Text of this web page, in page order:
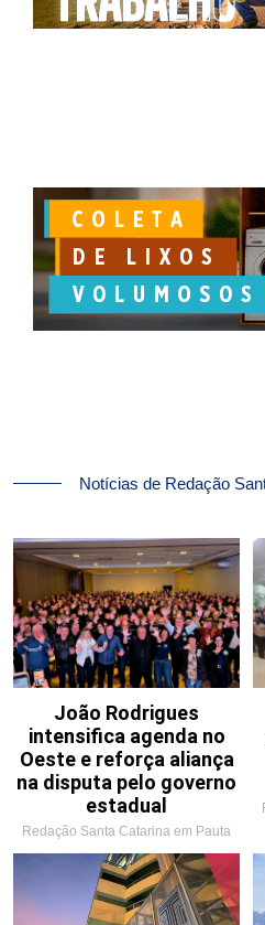
Notícias de Redação
João Rodrigues
intensifica agenda no
Oeste e reforça aliança
na disputa pelo governo
estadual
Redação Santa Catarina em Pauta